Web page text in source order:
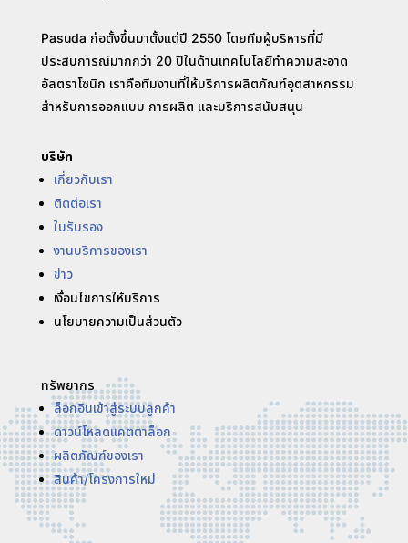
Pasuda ก่อตั้งขึ้นมาตั้งแต่ปี 2550 โดยทีมผู้บริหารที่มี
ประสบการณ์มากกว่า 20 ปีในด้านเทคโนโลยีทำความสะอาด
อัลตราโซนิก เราคือทีมงานที่ให้บริการผลิตภัณฑ์อุตสาหกรรม
สำหรับการออกแบบ การผลิต และบริการสนับสนุน
บริษัท
เกี่ยวกับเรา
ติดต่อเรา
ใบรับรอง
งานบริการของเรา
ข่าว
เงื่อนไขการให้บริการ
นโยบายความเป็นส่วนตัว
ทรัพยากร
ล็อกอินเข้าสู่ระบบลูกค้า
ดาวน์โหลดแคตตาล็อก
ผลิตภัณฑ์ของเรา
สินค้า/โครงการใหม่